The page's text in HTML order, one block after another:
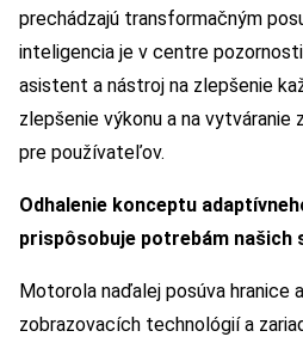
prechádzajú transformačným
inteligencia je v centre
asistent a nástroj na zlepšenie
zlepšenie výkonu a na
pre používateľov.
Odhalenie konceptu
prispôsobuje potrebám
Motorola naďalej posúva hranice
zobrazovacích technológií a